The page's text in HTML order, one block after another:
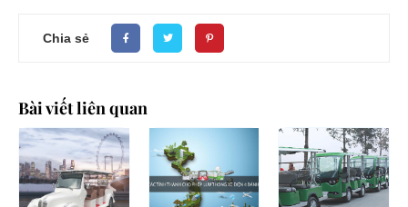
Chia sẻ
Bài viết liên quan